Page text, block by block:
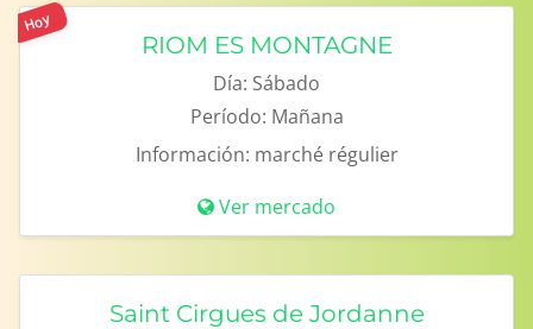
Hoy
RIOM ES MONTAGNE
Día: Sábado
Período: Mañana
Información: marché régulier
Ver mercado
Saint Cirgues de Jordanne